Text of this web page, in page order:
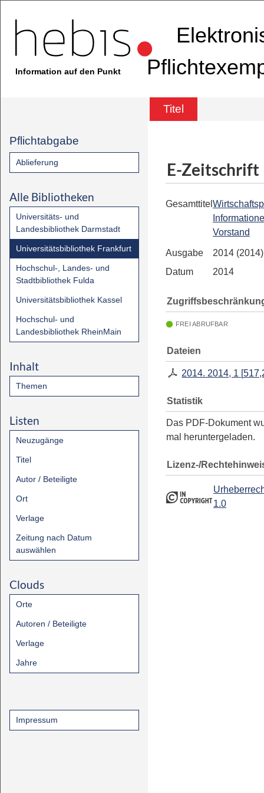
Information auf den Punkt
Titel
Pflichtabgabe
Ablieferung
Alle Bibliotheken
Universitäts- und
Landesbibliothek Darmstadt
Universitätsbibliothek Frankfurt
Hochschul-, Landes- und
Stadtbibliothek Fulda
Universitätsbibliothek Kassel
Hochschul- und
Landesbibliothek RheinMain
Inhalt
Themen
Listen
Neuzugänge
Titel
Autor / Beteiligte
Ort
Verlage
Zeitung nach Datum
auswählen
Clouds
Orte
Autoren / Beteiligte
Verlage
Jahre
Impressum
E-Zeitschrift
Gesamttitel
Vorstand
Ausgabe
2014
Datum
2014
FREI ABRUFBAR
Dateien
2014. 2014, 1 [
Statistik
Das PDF-Dokument
mal heruntergeladen.
Lizenz-/
1.0